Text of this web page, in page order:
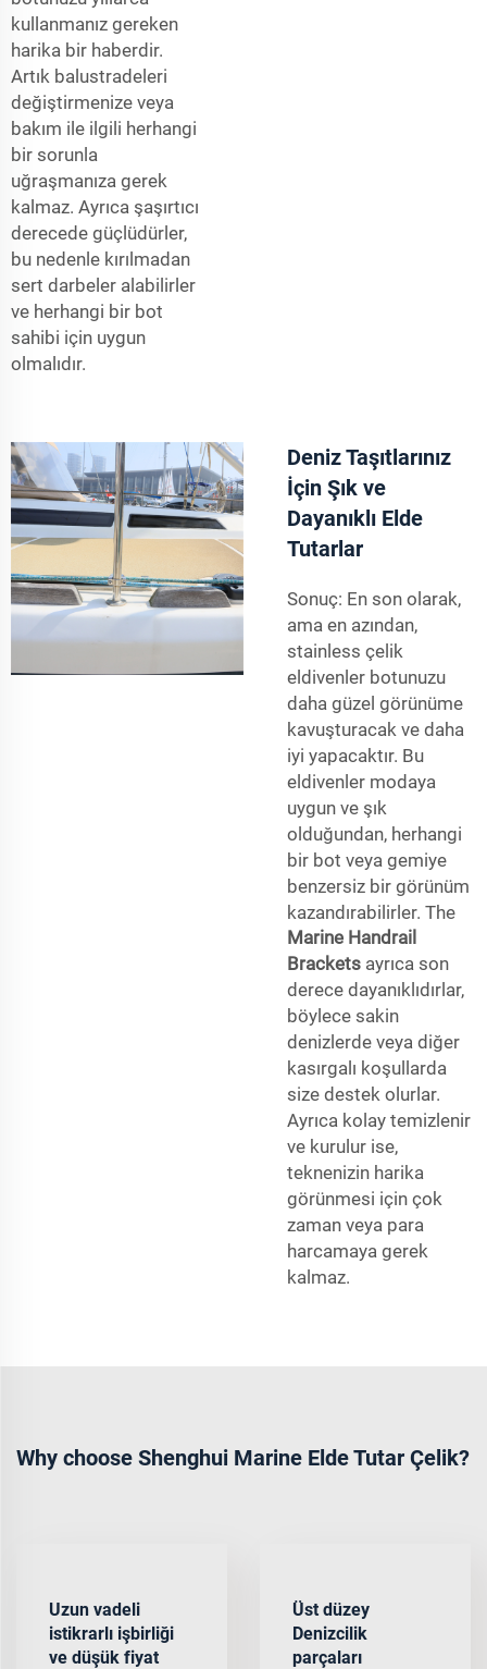
kullanmanız gereken
harika bir haberdir.
Artık balustradeleri
değiştirmenize veya
bakım ile ilgili herhangi
bir sorunla
uğraşmanıza gerek
kalmaz. Ayrıca şaşırtıcı
derecede güçlüdürler,
bu nedenle kırılmadan
sert darbeler alabilirler
ve herhangi bir bot
sahibi için uygun
olmalıdır.
Deniz Taşıtlarınız
İçin Şık ve
Dayanıklı Elde
Tutarlar
Sonuç: En son olarak,
ama en azından,
stainless çelik
eldivenler botunuzu
daha güzel görünüme
kavuşturacak ve daha
iyi yapacaktır. Bu
eldivenler modaya
uygun ve şık
olduğundan, herhangi
bir bot veya gemiye
benzersiz bir görünüm
kazandırabilirler. The
Marine Handrail
Brackets ayrıca son
derece dayanıklıdırlar,
böylece sakin
denizlerde veya diğer
kasırgalı koşullarda
size destek olurlar.
Ayrıca kolay temizlenir
ve kurulur ise,
teknenizin harika
görünmesi için çok
zaman veya para
harcamaya gerek
kalmaz.
Why choose Shenghui Marine Elde Tutar Çelik?
Uzun vadeli
istikrarlı işbirliği
ve düşük fiyat
Üst düzey
Denizcilik
parçaları